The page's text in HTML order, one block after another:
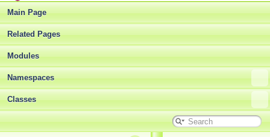
Main Page
Related Pages
Modules
Namespaces
Classes